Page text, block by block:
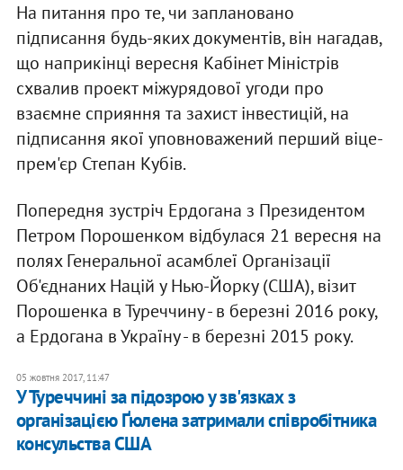
На питання про те, чи заплановано
підписання будь-яких документів, він нагадав,
що наприкінці вересня Кабінет Міністрів
схвалив проект міжурядової угоди про
взаємне сприяння та захист інвестицій, на
підписання якої уповноважений перший віце-
прем'єр Степан Кубів.
Попередня зустріч Ердогана з Президентом
Петром Порошенком відбулася 21 вересня на
полях Генеральної асамблеї Організації
Об'єднаних Націй у Нью-Йорку (США), візит
Порошенка в Туреччину - в березні 2016 року,
а Ердогана в Україну - в березні 2015 року.
05 жовтня 2017, 11:47
У Туреччині за підозрою у зв'язках з
організацією Ґюлена затримали співробітника
консульства США